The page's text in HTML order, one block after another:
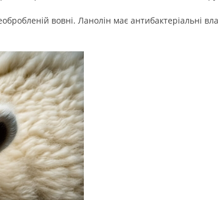
вовні. Ланолін має антибактеріальні